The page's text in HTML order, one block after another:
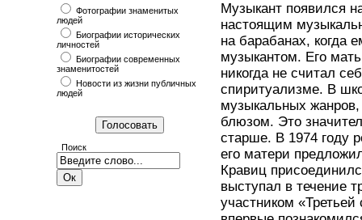
Фотографии знаменитых
людей
Биографии исторических
личностей
Биографии современных
знаменитостей
Новости из жизни публичных
людей
Поиск
Музыкант появился
настоящим
на барабанах, когда
музыкантом. Его
никогда не считал
спиритуализме. В
музыкальных
блюзом. Это
старше. В 1974 году
его матери
Кравиц
выступал в течение
участником